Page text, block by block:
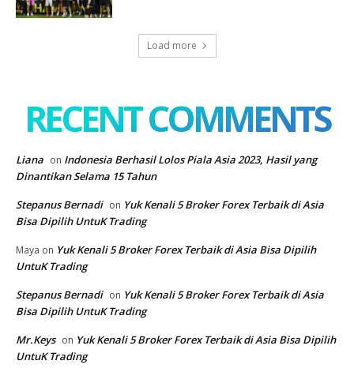
Load more
RECENT COMMENTS
Liana on Indonesia Berhasil Lolos Piala Asia 2023, Hasil yang
Dinantikan Selama 15 Tahun
Stepanus Bernadi on Yuk Kenali 5 Broker Forex Terbaik di Asia
Bisa Dipilih UntuK Trading
Maya on Yuk Kenali 5 Broker Forex Terbaik di Asia Bisa Dipilih
UntuK Trading
Stepanus Bernadi on Yuk Kenali 5 Broker Forex Terbaik di Asia
Bisa Dipilih UntuK Trading
Mr.Keys on Yuk Kenali 5 Broker Forex Terbaik di Asia Bisa Dipilih
UntuK Trading